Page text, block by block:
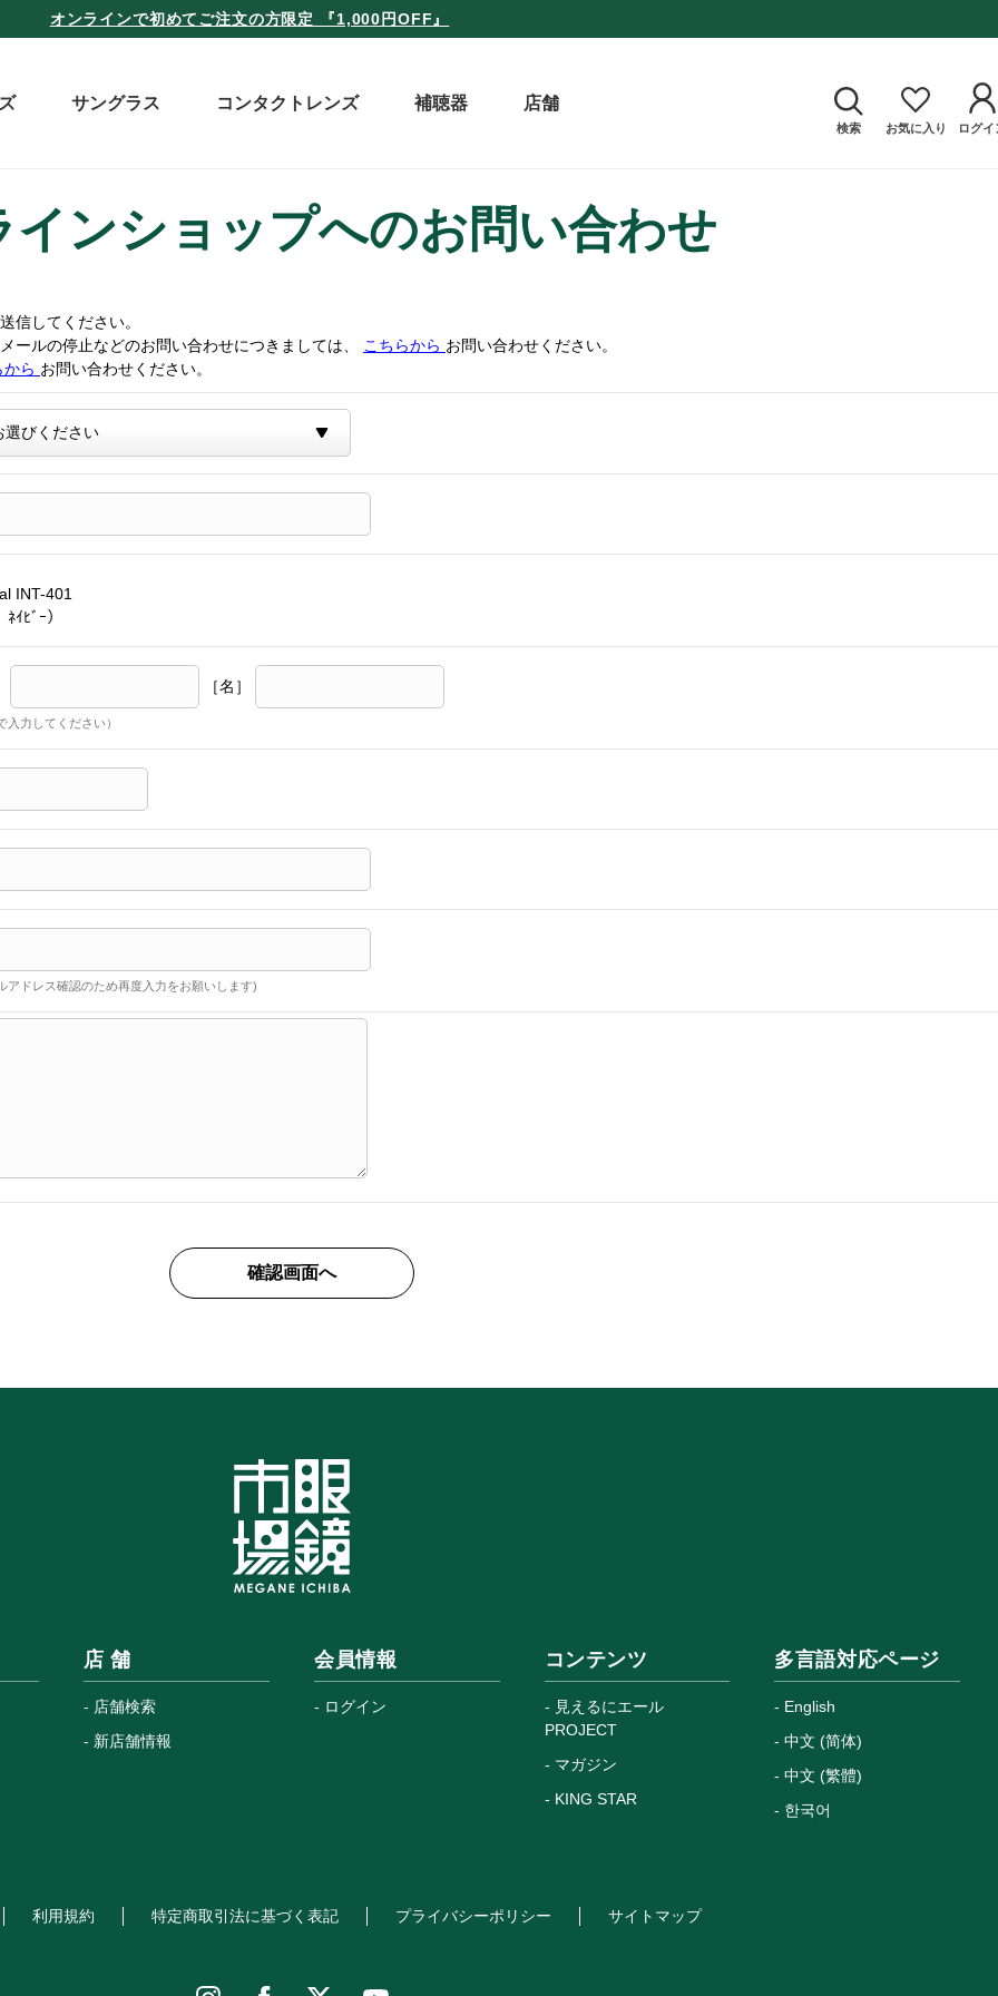
オンラインで初めてご注文の方限定 『1,000円OFF』
サングラス コンタクトレンズ 補聴器 店舗
検索 お気に入り ログイ
インショップへのお問い合わせ
信してください。
ルの停止などのお問い合わせにつきましては、
こちらから お問い合わせください。
ら お問い合わせください。
INT-401
ｲﾋﾞｰ）
［名］
入力してください）
アドレス確認のため再度入力をお願いします)
店 舗
店舗検索
新店舗情報
会員情報
ログイン
コンテンツ
見えるにエール
PROJECT
マガジン
KING STAR
多言語対応ページ
English
中文 (简体)
中文 (繁體)
한국어
利用規約 特定商取引法に基づく表記 プライバシーポリシー サイトマップ